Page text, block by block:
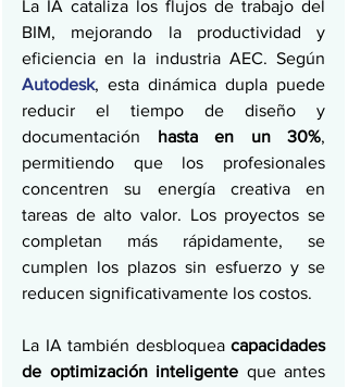
La IA cataliza los flujos de trabajo del
BIM, mejorando la productividad y
Autodesk, esta dinámica dupla puede
reducir el tiempo de diseño y
documentación hasta en un 30%,
permitiendo que los profesionales
concentren su energía creativa en
tareas de alto valor. Los proyectos se
completan más rápidamente, se
cumplen los plazos sin esfuerzo y se
reducen significativamente los costos.
La IA también desbloquea capacidades
de optimización inteligente que antes